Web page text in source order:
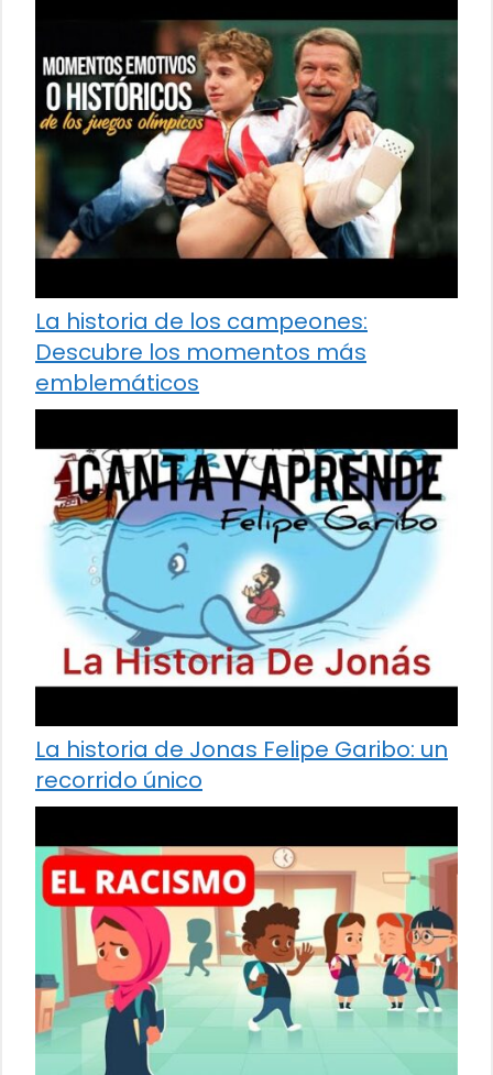
La historia de los campeones:
Descubre los momentos más
emblemáticos
La historia de Jonas Felipe Garibo: un
recorrido único